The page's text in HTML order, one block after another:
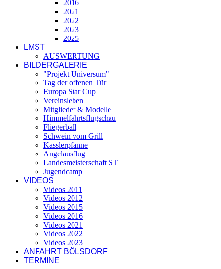
2016
2021
2022
2023
2025
LMST
AUSWERTUNG
BILDERGALERIE
"Projekt Universum"
Tag der offenen Tür
Europa Star Cup
Vereinsleben
Mitglieder & Modelle
Himmelfahrtsflugschau
Fliegerball
Schwein vom Grill
Kasslerpfanne
Angelausflug
Landesmeisterschaft ST
Jugendcamp
VIDEOS
Videos 2011
Videos 2012
Videos 2015
Videos 2016
Videos 2021
Videos 2022
Videos 2023
ANFAHRT BÖLSDORF
TERMINE